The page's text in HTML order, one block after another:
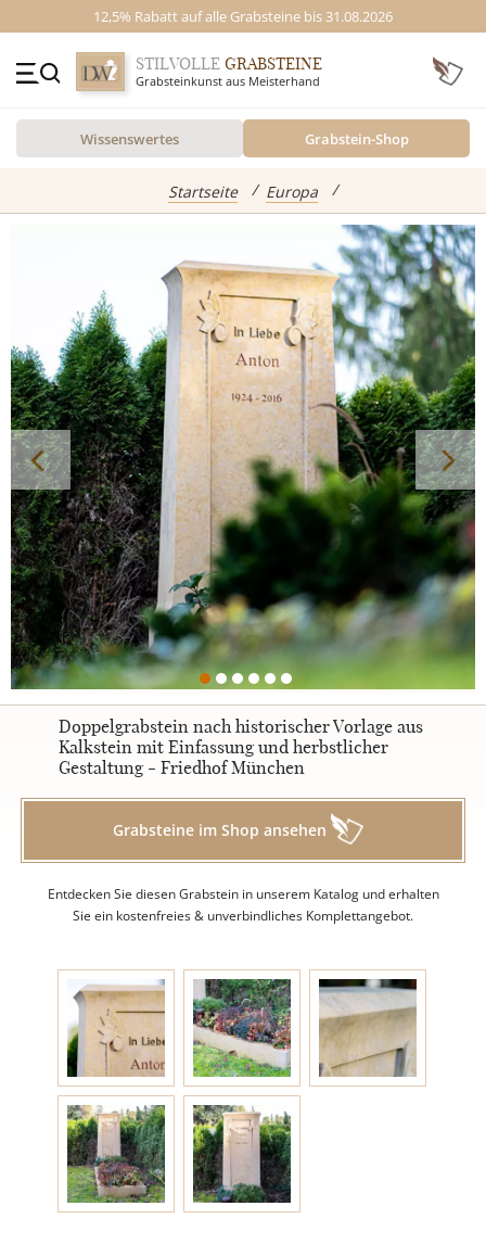
12,5% Rabatt auf alle Grabsteine bis 31.08.2026
Kontakt
GRABSTEINE
Alle Grabsteine
Einzelgrabsteine
Doppelgrabsteine
Kindergrabsteine
Urnengrabsteine
STILE
Klassisch
Romantisch
Modern
Zweiteilig
Engel
Stelen
MOTIVE
Glas
STILVOLLE GRABSTEINE
Grabsteinkunst aus Meisterhand
Wissenswertes Grabstein-Shop
Startseite Europa
abgebildete Produkte
Standort
Grabstein Shop
Doppelgrabstein nach historischer Vorlage aus
Kalkstein mit Einfassung und herbstlicher
Gestaltung - Friedhof München
Grabsteine im Shop ansehen
Entdecken Sie diesen Grabstein in unserem Katalog und erhalten
Sie ein kostenfreies & unverbindliches Komplettangebot.